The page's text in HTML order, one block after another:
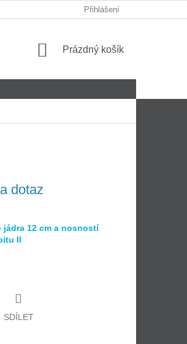
REKLAMAČNÍ LIST
Přihlášení
Nákupní
Prázdný košík
dotaz
12 cm a nosností
II
SDÍLET